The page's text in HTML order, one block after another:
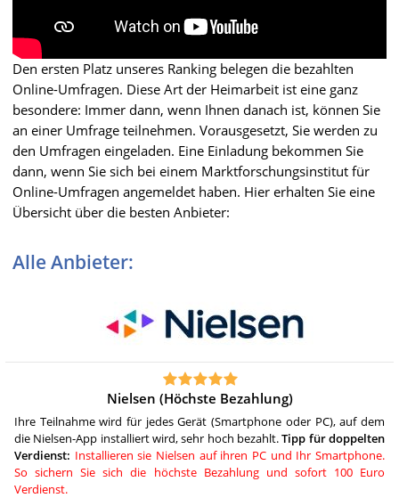
Den ersten Platz unseres Ranking belegen die bezahlten
Online-Umfragen. Diese Art der Heimarbeit ist eine ganz
besondere: Immer dann, wenn Ihnen danach ist, können Sie
an einer Umfrage teilnehmen. Vorausgesetzt, Sie werden zu
den Umfragen eingeladen. Eine Einladung bekommen Sie
dann, wenn Sie sich bei einem Marktforschungsinstitut für
Online-Umfragen angemeldet haben. Hier erhalten Sie eine
Übersicht über die besten Anbieter:
Alle Anbieter:
Nielsen (Höchste Bezahlung)
Ihre Teilnahme wird für jedes Gerät (Smartphone oder PC), auf dem
die Nielsen-App installiert wird, sehr hoch bezahlt.Tipp für doppelten
Verdienst: Installieren sie Nielsen auf ihren PC und Ihr Smartphone.
So sichern Sie sich die höchste Bezahlung und sofort 100 Euro
Verdienst.